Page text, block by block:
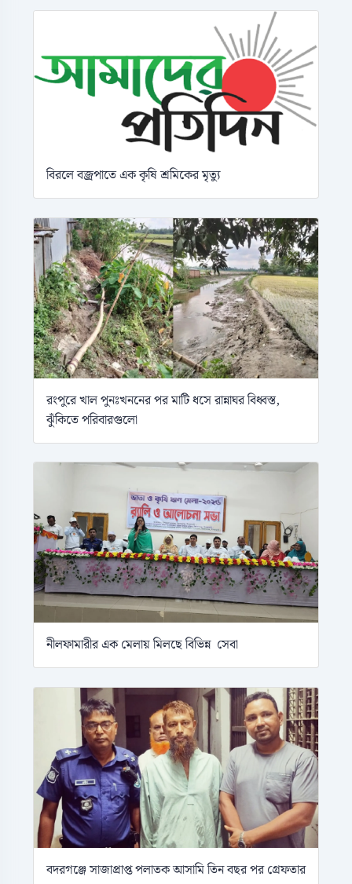
বিরলে বজ্রপাতে এক কৃষি শ্রমিকের মৃত্যু
রংপুরে খাল পুনঃখননের পর মাটি ধসে রান্নাঘর বিধ্বস্ত,
ঝুঁকিতে পরিবারগুলো
নীলফামারীর এক মেলায় মিলছে বিভিন্ন সেবা
বদরগঞ্জে সাজাপ্রাপ্ত পলাতক আসামি তিন বছর পর গ্রেফতার